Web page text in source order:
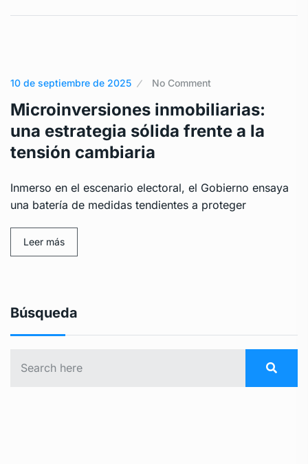
10 de septiembre de 2025 No Comment
Microinversiones inmobiliarias:
una estrategia sólida frente a la
tensión cambiaria
Inmerso en el escenario electoral, el Gobierno ensaya
una batería de medidas tendientes a proteger
Leer más
Búsqueda